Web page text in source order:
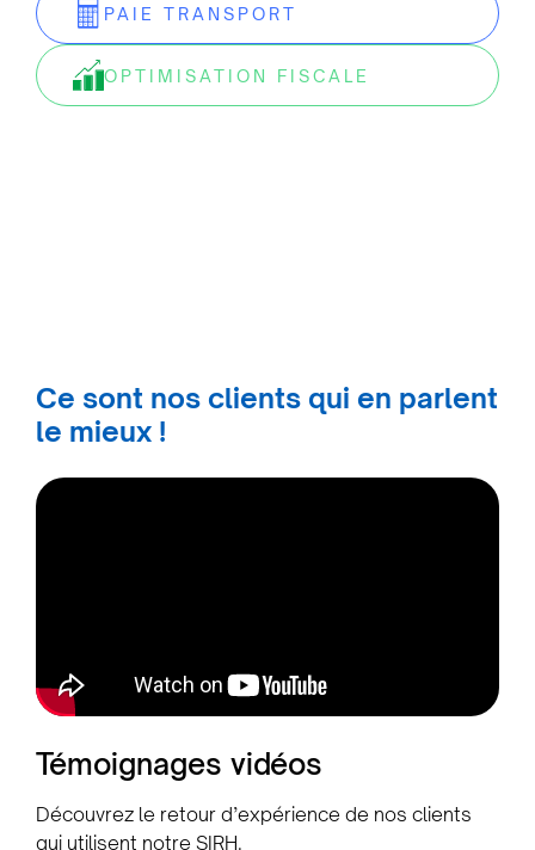
PAIE TRANSPORT
OPTIMISATION FISCALE
Ce sont nos clients qui en parlent
le mieux !
Témoignages vidéos
Découvrez le retour d’expérience de nos clients
qui utilisent notre SIRH.